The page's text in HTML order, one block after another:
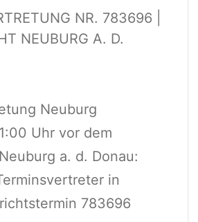
NR. 783696 |
NEUBURG A. D.
Neuburg
Uhr vor dem
a. d. Donau:
in
783696